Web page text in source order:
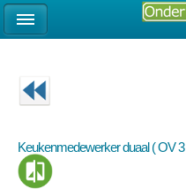
Keukenmedewerker duaal ( OV